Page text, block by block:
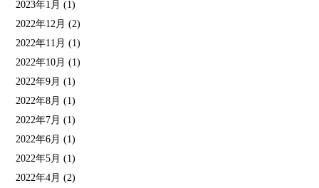
2023年1月 (1)
2022年12月 (2)
2022年11月 (1)
2022年10月 (1)
2022年9月 (1)
2022年8月 (1)
2022年7月 (1)
2022年6月 (1)
2022年5月 (1)
2022年4月 (2)